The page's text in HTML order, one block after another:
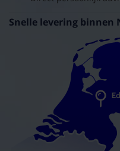
"prima spul"
volledig naar mijn
07-01-2025
(10/10)
"plakt goed de
plakt goed de
30-12-2024
Snelle levering binnen